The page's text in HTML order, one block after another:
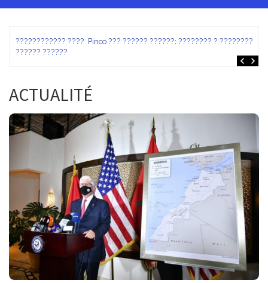
???????????? ???? Pinco ??? ?????? ??????: ???????? ? ???????? ?
?????? ??????
ACTUALITÉ